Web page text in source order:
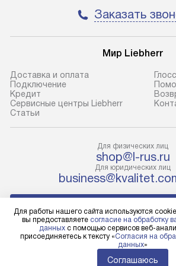
условия доставки у менеджера при
В оговоренный день служба
прибор до подъезда. Если
требуется переместить прибор
до двери квартиры или до места
с менеджером. За данную услугу
взимается дополнительная плата.
Учитывайте габариты прибора, если
они не позволяют пронести его
через дверной проем,
то сотрудники транспортной
службы не смогут демонтировать
дверцы, ручки или другие
выступающие элементы, так как
Заказать
Мир Liebherr
Доставка и оплата
Подключение
Кредит
Сервисные центры Liebherr
Cтатьи
Для физических лиц
shop@l-rus.ru
Для юридических лиц
Политика
Условия продажи
Карта сайта
Для работы нашего сайта используются
вы предоставляете согласие на обработку
данных с помощью сервисов веб-
присоединяетесь к тексту «Согласия на
данных»
Соглашаюсь